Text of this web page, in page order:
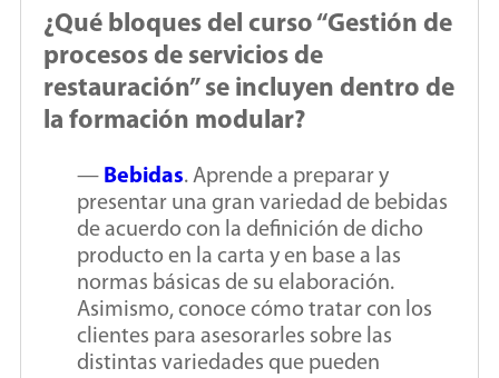
¿Qué bloques del curso “Gestión de
procesos de servicios de
restauración” se incluyen dentro de
la formación modular?
— Bebidas. Aprende a preparar y
presentar una gran variedad de bebidas
de acuerdo con la definición de dicho
producto en la carta y en base a las
normas básicas de su elaboración.
Asimismo, conoce cómo tratar con los
clientes para asesorarles sobre las
distintas variedades que pueden